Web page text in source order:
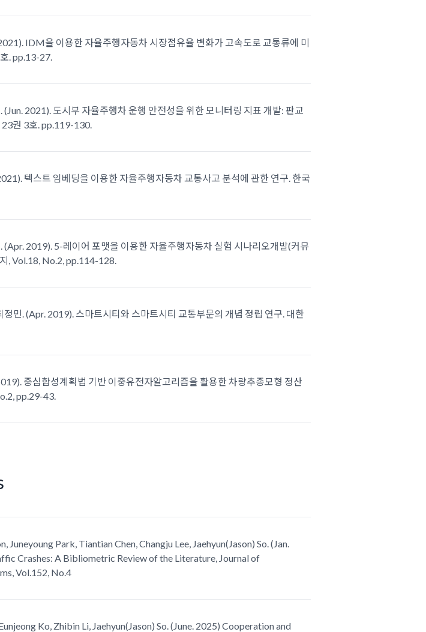
IDM을 이용한 자율주행자동차 시장점유율 변화가 고속도로 교통류에 미
. pp.13-27.
2021). 도시부 자율주행차 운행 안전성을 위한 모니터링 지표 개발: 판교
23권 3호. pp.119-130.
텍스트 임베딩을 이용한 자율주행자동차 교통사고 분석에 관한 연구. 한국
(Apr. 2019). 5-레이어 포맷을 이용한 자율주행자동차 실험 시나리오개발(커뮤
, Vol.18, No.2, pp.114-128.
정민. (Apr. 2019). 스마트시티와 스마트시티 교통부문의 개념 정립 연구. 대한
중심합성계획법 기반 이중유전자알고리즘을 활용한 차량추종모형 정산
pp.29-43.
Juneyoung Park, Tiantian Chen, Changju Lee, Jaehyun(Jason) So. (Jan.
Crashes: A Bibliometric Review of the Literature, Journal of
Vol.152, No.4
Ko, Zhibin Li, Jaehyun(Jason) So. (June. 2025) Cooperation and